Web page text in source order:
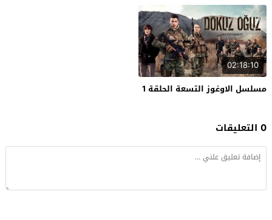
02:18:10
مسلسل الاوغوز التسعة الحلقة 1
0 التعليقات